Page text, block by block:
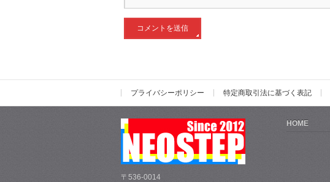
プライバシーポリシー 特定商取引法に基づく表記
〒536-0014
HOME